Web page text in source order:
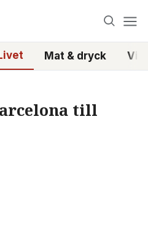
Mat & dryck
till